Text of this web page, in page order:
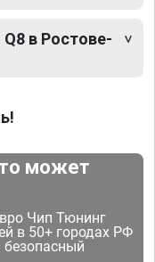
в Ростове-
может
Чип Тюнинг
в 50+ городах РФ